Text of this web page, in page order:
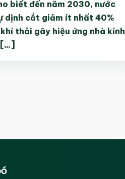
biết đến năm 2030, nước
dịnh cắt giảm ít nhất 40%
thải gây hiệu ứng nhà kính